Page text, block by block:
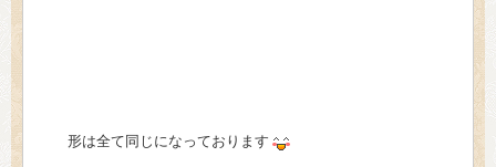
形は全て同じになっております